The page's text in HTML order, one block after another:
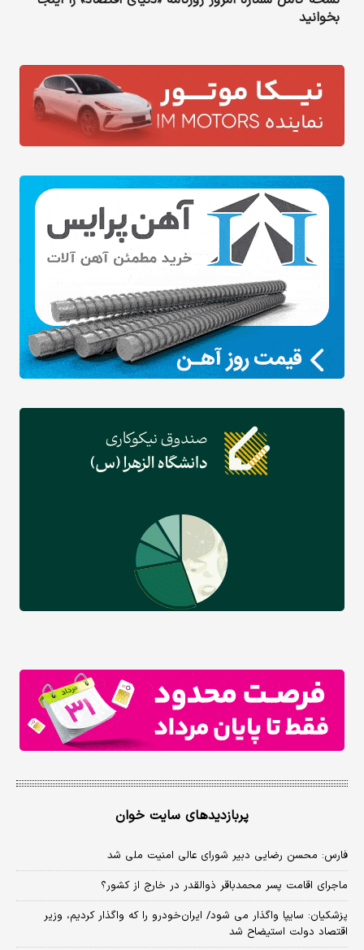
بخوانید
پربازدیدهای سایت خوان
فارس: محسن رضایی دبیر شورای عالی امنیت ملی شد
ماجرای اقامت پسر محمدباقر ذوالقدر در خارج از کشور؟
پزشکیان: سایپا واگذار می شود/ ایران‌خودرو را که واگذار کردیم، وزیر
اقتصاد دولت استیضاح شد